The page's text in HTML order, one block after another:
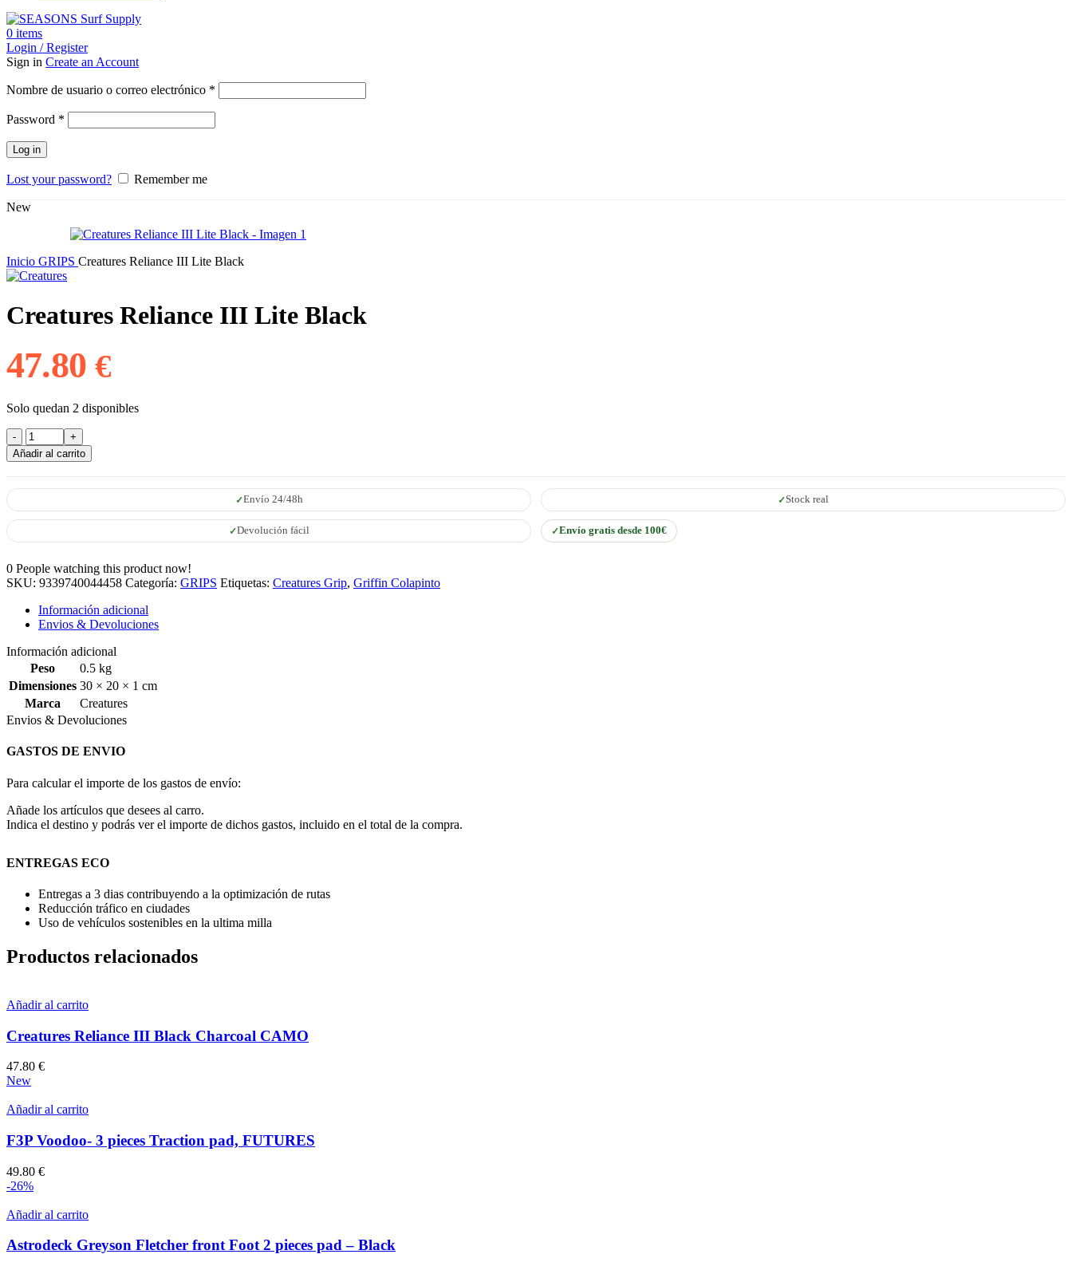
0 items
Login / Register
Sign in Create an Account
Nombre de usuario o correo electrónico *
Password *
Log in
Lost your password? Remember me
New
Inicio GRIPS Creatures Reliance III Lite Black
Creatures Reliance III Lite Black
47.80€
Solo quedan 2 disponibles
Creatures
Reliance
III
Black
Añadir al carrito
Envío 24/48h Stock real
Devolución fácil Envío gratis desde 100€
0 People watching this product now!
SKU: 9339740044458 Categoría: GRIPS Etiquetas: Creatures Grip, Griffin Colapinto
Información adicional
Envios & Devoluciones
Información adicional
Peso
0.5 kg
Dimensiones 30 × 20 × 1 cm
Marca
Creatures
Envios & Devoluciones
GASTOS DE ENVIO
Para calcular el importe de los gastos de envío:
Añade los artículos que desees al carro.
Indica el destino y podrás ver el importe de dichos gastos, incluido en el total de la compra.
ENTREGAS ECO
Entregas a 3 dias contribuyendo a la optimización de rutas
Reducción tráfico en ciudades
Uso de vehículos sostenibles en la ultima milla
Productos relacionados
Añadir al carrito
Creatures Reliance III Black Charcoal CAMO
47.80 €
New
Añadir al carrito
F3P Voodoo- 3 pieces Traction pad, FUTURES
49.80 €
-26%
Añadir al carrito
Astrodeck Greyson Fletcher front Foot 2 pieces pad – Black